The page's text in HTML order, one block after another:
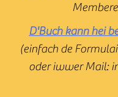
D'Buch kann hei
(einfach de
oder iwwer Mail: